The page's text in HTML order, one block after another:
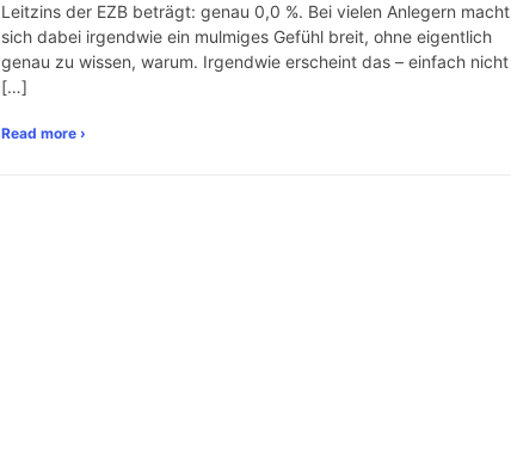
Leitzins der EZB beträgt: genau 0,0 %. Bei vielen Anlegern macht
sich dabei irgendwie ein mulmiges Gefühl breit, ohne eigentlich
genau zu wissen, warum. Irgendwie erscheint das – einfach nicht
[…]
Read more ›